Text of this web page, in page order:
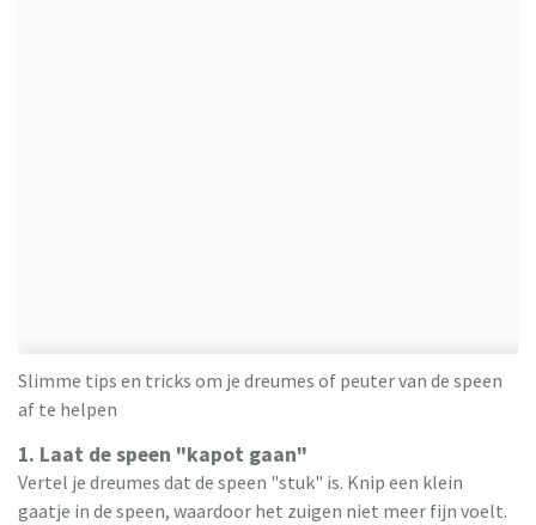
Slimme tips en tricks om je dreumes of peuter van de speen
af te helpen
1. Laat de speen "kapot gaan"
Vertel je dreumes dat de speen "stuk" is. Knip een klein
gaatje in de speen, waardoor het zuigen niet meer fijn voelt.